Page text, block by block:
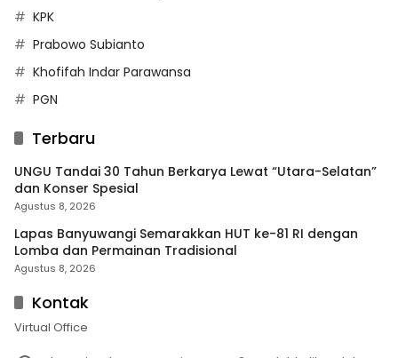
KPK
Prabowo Subianto
Khofifah Indar Parawansa
PGN
Terbaru
UNGU Tandai 30 Tahun Berkarya Lewat “Utara-Selatan”
dan Konser Spesial
Agustus 8, 2026
Lapas Banyuwangi Semarakkan HUT ke-81 RI dengan
Lomba dan Permainan Tradisional
Agustus 8, 2026
Kontak
Virtual Office